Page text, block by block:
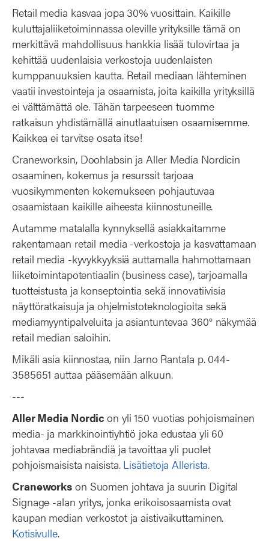
Retail media kasvaa jopa 30% vuosittain. Kaikille
kuluttajaliiketoiminnassa oleville yrityksille tämä on
merkittävä mahdollisuus hankkia lisää tulovirtaa ja
kehittää uudenlaisia verkostoja uudenlaisten
kumppanuuksien kautta. Retail mediaan lähteminen
vaatii investointeja ja osaamista, joita kaikilla yrityksillä
ei välttämättä ole. Tähän tarpeeseen tuomme
ratkaisun yhdistämällä ainutlaatuisen osaamisemme.
Kaikkea ei tarvitse osata itse!
Craneworksin, Doohlabsin ja Aller Media Nordicin
osaaminen, kokemus ja resurssit tarjoaa
vuosikymmenten kokemukseen pohjautuvaa
osaamistaan kaikille aiheesta kiinnostuneille.
Autamme matalalla kynnyksellä asiakkaitamme
rakentamaan retail media -verkostoja ja kasvattamaan
retail media -kyvykkyyksiä auttamalla hahmottamaan
liiketoimintapotentiaalin (business case), tarjoamalla
tuotteistusta ja konseptointia sekä innovatiivisia
näyttöratkaisuja ja ohjelmistoteknologioita sekä
mediamyyntipalveluita ja asiantuntevaa 360° näkymää
retail median saloihin.
Mikäli asia kiinnostaa, niin Jarno Rantala p. 044-
3585651 auttaa pääsemään alkuun.
---
Aller Media Nordicon yli 150 vuotias pohjoismainen
media- ja markkinointiyhtiö joka edustaa yli 60
johtavaa mediabrändiä ja tavoittaa yli puolet
pohjoismaisista naisista. Lisätietoja Allerista.
Craneworks on Suomen johtava ja suurin Digital
Signage -alan yritys, jonka erikoisosaamista ovat
kaupan median verkostot ja aistivaikuttaminen.
Kotisivulle.